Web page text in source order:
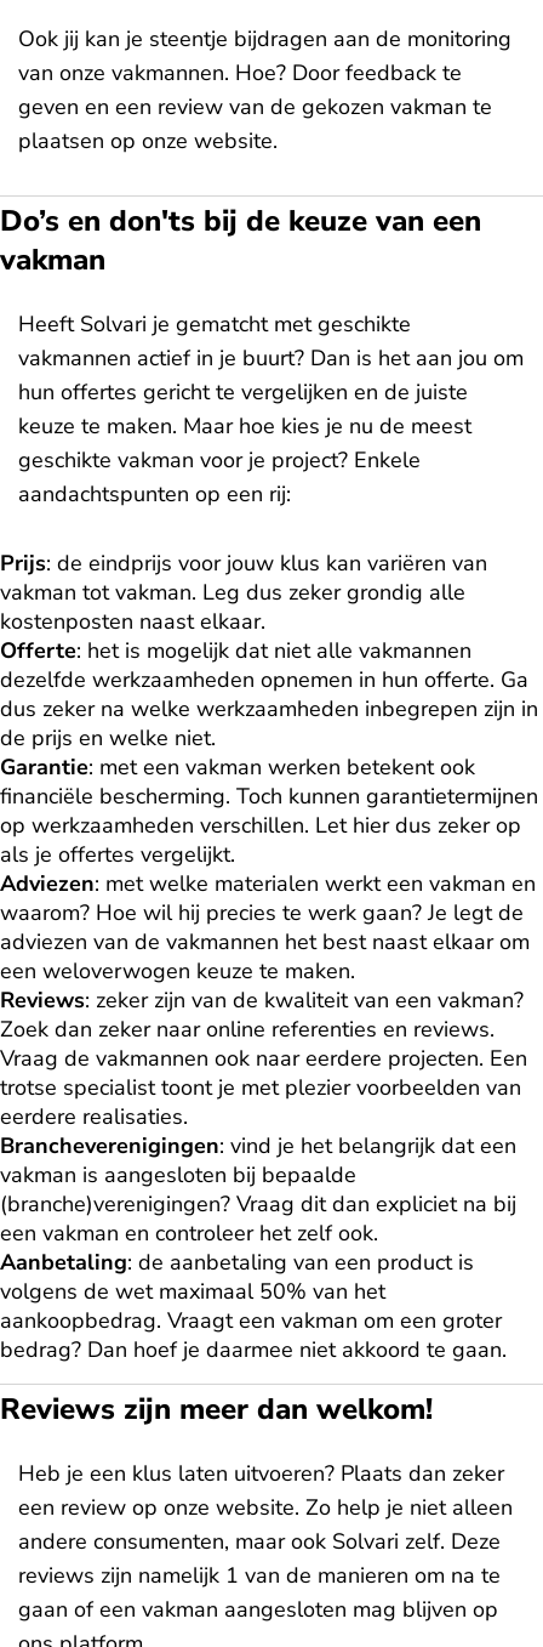
Ook jij kan je steentje bijdragen aan de monitoring
van onze vakmannen. Hoe? Door feedback te
geven en een review van de gekozen vakman te
plaatsen op onze website.
Do’s en don'ts bij de keuze van een
vakman
Heeft Solvari je gematcht met geschikte
vakmannen actief in je buurt? Dan is het aan jou om
hun offertes gericht te vergelijken en de juiste
keuze te maken. Maar hoe kies je nu de meest
geschikte vakman voor je project? Enkele
aandachtspunten op een rij:
Prijs: de eindprijs voor jouw klus kan variëren van
vakman tot vakman. Leg dus zeker grondig alle
kostenposten naast elkaar.
Offerte: het is mogelijk dat niet alle vakmannen
dezelfde werkzaamheden opnemen in hun offerte. Ga
dus zeker na welke werkzaamheden inbegrepen zijn in
de prijs en welke niet.
Garantie: met een vakman werken betekent ook
financiële bescherming. Toch kunnen garantietermijnen
op werkzaamheden verschillen. Let hier dus zeker op
als je offertes vergelijkt.
Adviezen: met welke materialen werkt een vakman en
waarom? Hoe wil hij precies te werk gaan? Je legt de
adviezen van de vakmannen het best naast elkaar om
een weloverwogen keuze te maken.
Reviews: zeker zijn van de kwaliteit van een vakman?
Zoek dan zeker naar online referenties en reviews.
Vraag de vakmannen ook naar eerdere projecten. Een
trotse specialist toont je met plezier voorbeelden van
eerdere realisaties.
Brancheverenigingen: vind je het belangrijk dat een
vakman is aangesloten bij bepaalde
(branche)verenigingen? Vraag dit dan expliciet na bij
een vakman en controleer het zelf ook.
Aanbetaling: de aanbetaling van een product is
volgens de wet maximaal 50% van het
aankoopbedrag. Vraagt een vakman om een groter
bedrag? Dan hoef je daarmee niet akkoord te gaan.
Reviews zijn meer dan welkom!
Heb je een klus laten uitvoeren? Plaats dan zeker
een review op onze website. Zo help je niet alleen
andere consumenten, maar ook Solvari zelf. Deze
reviews zijn namelijk 1 van de manieren om na te
gaan of een vakman aangesloten mag blijven op